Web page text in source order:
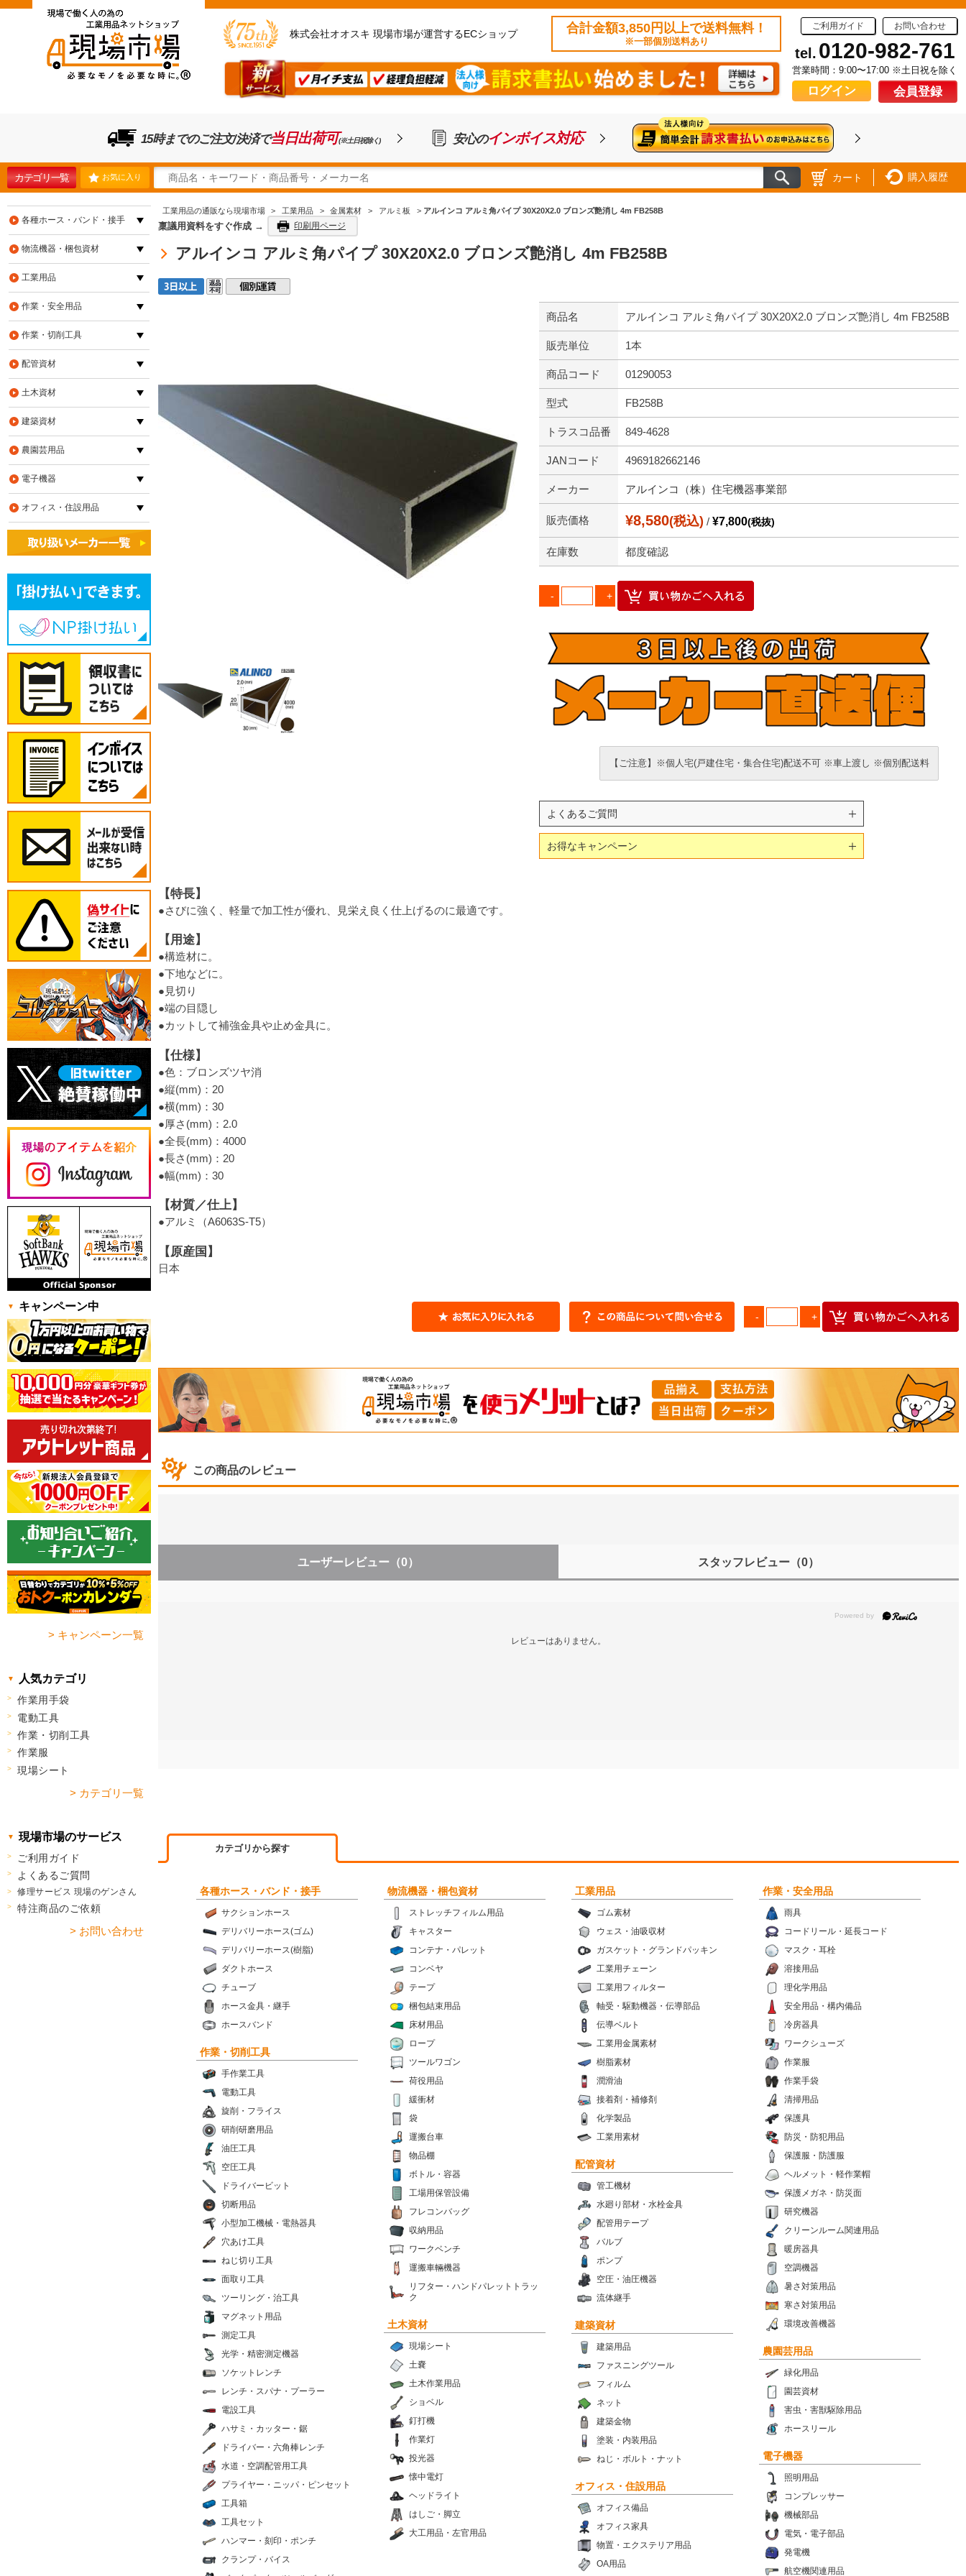
株式会社オオスキ 現場市場が運営するECショップ 合計金額3,850円以上で送料無料！
※一部個別送料あり
ご利用ガイド お問い合わせ
tel. 0120-982-761
営業時間：9:00〜17:00 ※土日祝を除く
ログイン 会員登録
15時までのご注文/決済で当日出荷可(※土日祝除く) 安心のインボイス対応
カテゴリ一覧 お気に入り カート 購入履歴
工業用品の通販なら現場市場 > 工業用品 > 金属素材 > アルミ板 > アルインコ アルミ角パイプ 30X20X2.0 ブロンズ艶消し 4m FB258B
稟議用資料をすぐ作成 → 印刷用ページ
アルインコ アルミ角パイプ 30X20X2.0 ブロンズ艶消し 4m FB258B
商品名 アルインコ アルミ角パイプ 30X20X2.0 ブロンズ艶消し 4m FB258B
販売単位 1本
商品コード 01290053
型式 FB258B
トラスコ品番 849-4628
JANコード 4969182662146
メーカー アルインコ（株）住宅機器事業部
販売価格 ¥8,580(税込) / ¥7,800(税抜)
在庫数 都度確認
【ご注意】※個人宅(戸建住宅・集合住宅)配送不可 ※車上渡し ※個別配送料
よくあるご質問
お得なキャンペーン
【特長】
●さびに強く、軽量で加工性が優れ、見栄え良く仕上げるのに最適です。
【用途】
●構造材に。
●下地などに。
●見切り
●端の目隠し
●カットして補強金具や止め金具に。
【仕様】
●色：ブロンズツヤ消
●縦(mm)：20
●横(mm)：30
●厚さ(mm)：2.0
●全長(mm)：4000
●長さ(mm)：20
●幅(mm)：30
【材質／仕上】
●アルミ（A6063S-T5）
【原産国】
日本
この商品のレビュー
ユーザーレビュー （0） スタッフレビュー （0）
レビューはありません。
カテゴリから探す
各種ホース・バンド・接手
サクションホース
デリバリーホース(ゴム)
デリバリーホース(樹脂)
ダクトホース
チューブ
ホース金具・継手
ホースバンド
物流機器・梱包資材
ストレッチフィルム用品
キャスター
コンテナ・パレット
コンベヤ
テープ
梱包結束用品
床材用品
ロープ
ツールワゴン
荷役用品
緩衝材
袋
運搬台車
物品棚
ボトル・容器
工場用保管設備
フレコンバッグ
収納用品
ワークベンチ
運搬車輛機器
リフター・ハンドパレットトラッ
ク
工業用品
ゴム素材
ウェス・油吸収材
ガスケット・グランドパッキン
工業用チェーン
工業用フィルター
軸受・駆動機器・伝導部品
伝導ベルト
工業用金属素材
樹脂素材
潤滑油
接着剤・補修剤
化学製品
工業用素材
作業・安全用品
雨具
コードリール・延長コード
マスク・耳栓
溶接用品
理化学用品
安全用品・構内備品
冷房器具
ワークシューズ
作業服
作業手袋
清掃用品
保護具
防災・防犯用品
保護服・防護服
ヘルメット・軽作業帽
保護メガネ・防災面
研究機器
クリーンルーム関連用品
暖房器具
空調機器
暑さ対策用品
寒さ対策用品
環境改善機器
作業・切削工具
手作業工具
電動工具
旋削・フライス
研削研磨用品
油圧工具
空圧工具
ドライバービット
切断用品
小型加工機械・電熱器具
穴あけ工具
ねじ切り工具
面取り工具
ツーリング・治工具
マグネット用品
測定工具
光学・精密測定機器
ソケットレンチ
レンチ・スパナ・プーラー
電設工具
ハサミ・カッター・鋸
ドライバー・六角棒レンチ
水道・空調配管用工具
プライヤー・ニッパ・ピンセット
工具箱
工具セット
ハンマー・刻印・ポンチ
クランプ・バイス
配管資材
管工機材
水廻り部材・水栓金具
配管用テープ
バルブ
ポンプ
空圧・油圧機器
流体継手
土木資材
現場シート
土嚢
土木作業用品
ショベル
釘打機
作業灯
投光器
懐中電灯
ヘッドライト
はしご・脚立
大工用品・左官用品
建築資材
建築用品
ファスニングツール
フィルム
ネット
建築金物
塗装・内装用品
ねじ・ボルト・ナット
農園芸用品
緑化用品
園芸資材
害虫・害獣駆除用品
ホースリール
電子機器
照明用品
コンプレッサー
機械部品
電気・電子部品
発電機
航空機関連用品
オフィス・住設用品
オフィス備品
オフィス家具
物置・エクステリア用品
OA用品
各種ホース・バンド・接手
物流機器・梱包資材
工業用品
作業・安全用品
作業・切削工具
配管資材
土木資材
建築資材
農園芸用品
電子機器
オフィス・住設用品
キャンペーン中
> キャンペーン一覧
人気カテゴリ
作業用手袋
電動工具
作業・切削工具
作業服
現場シート
> カテゴリ一覧
現場市場のサービス
ご利用ガイド
よくあるご質問
修理サービス 現場のゲンさん
特注商品のご依頼
> お問い合わせ